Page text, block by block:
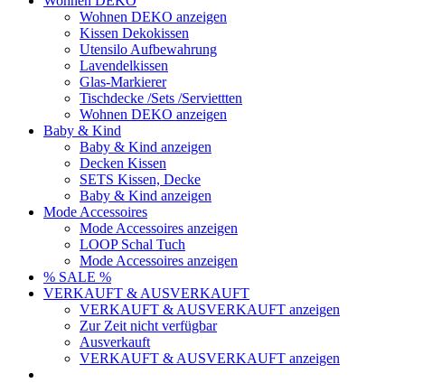
Wohnen DEKO anzeigen
Kissen Dekokissen
Utensilo Aufbewahrung
Lavendelkissen
Glas-Markierer
Tischdecke /Sets /Serviettten
Wohnen DEKO anzeigen
Baby & Kind
Baby & Kind anzeigen
Decken Kissen
SETS Kissen, Decke
Baby & Kind anzeigen
Mode Accessoires
Mode Accessoires anzeigen
LOOP Schal Tuch
Mode Accessoires anzeigen
% SALE %
VERKAUFT & AUSVERKAUFT
VERKAUFT & AUSVERKAUFT anzeigen
Zur Zeit nicht verfügbar
Ausverkauft
VERKAUFT & AUSVERKAUFT anzeigen